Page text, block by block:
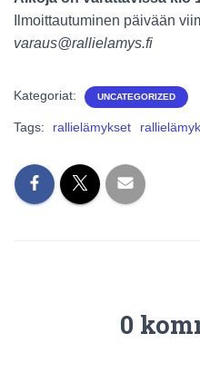
Ilmoittautuminen päivään
varaus@rallielamys.fi
Kategoriat: UNCATEGORIZED
Tags: rallielämykset
0